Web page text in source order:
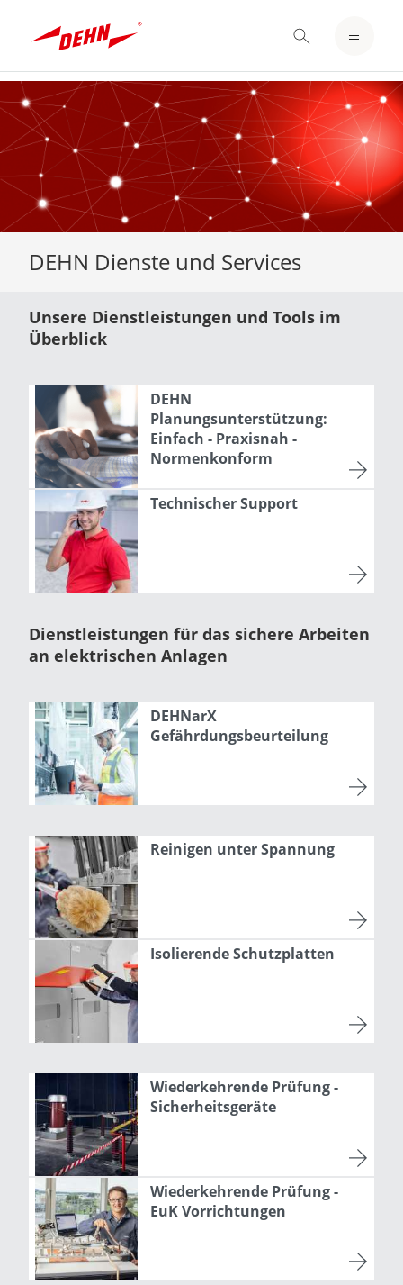
Skip
to
main
content
EINLOGGEN / REGISTRIEREN
MERKZETTEL
DEHN Dienste und Services
Unsere Dienstleistungen und Tools im
Überblick
DEHN
Planungsunterstützung:
Einfach - Praxisnah -
Normenkonform
Technischer Support
Dienstleistungen für das sichere Arbeiten
an elektrischen Anlagen
DEHNarX
Gefährdungsbeurteilung
Reinigen unter Spannung
Isolierende Schutzplatten
Wiederkehrende Prüfung -
Sicherheitsgeräte
Wiederkehrende Prüfung -
EuK Vorrichtungen